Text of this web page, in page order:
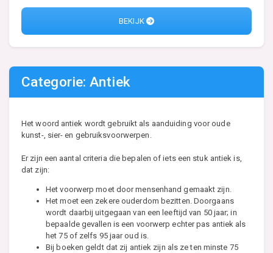
BEKIJK
Categorie: Antiek
Het woord antiek wordt gebruikt als aanduiding voor oude
kunst-, sier- en gebruiksvoorwerpen.
Er zijn een aantal criteria die bepalen of iets een stuk antiek is,
dat zijn:
Het voorwerp moet door mensenhand gemaakt zijn.
Het moet een zekere ouderdom bezitten. Doorgaans
wordt daarbij uitgegaan van een leeftijd van 50 jaar; in
bepaalde gevallen is een voorwerp echter pas antiek als
het 75 of zelfs 95 jaar oud is.
Bij boeken geldt dat zij antiek zijn als ze ten minste 75